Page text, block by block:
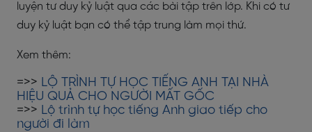
luyện tư duy kỷ luật qua các bài tập trên lớp. Khi có tư
duy kỷ luật bạn có thể tập trung làm mọi thứ.
Xem thêm:
=>> LỘ TRÌNH TỰ HỌC TIẾNG ANH TẠI NHÀ
HIỆU QUẢ CHO NGƯỜI MẤT GỐC
=>> Lộ trình tự học tiếng Anh giao tiếp cho
người đi làm